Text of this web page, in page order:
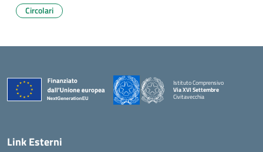
Circolari
Istituto Comprensivo
Via XVI Settembre
Civitavecchia
Link Esterni